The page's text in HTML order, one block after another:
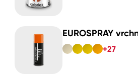
EUROSPRAY
+27